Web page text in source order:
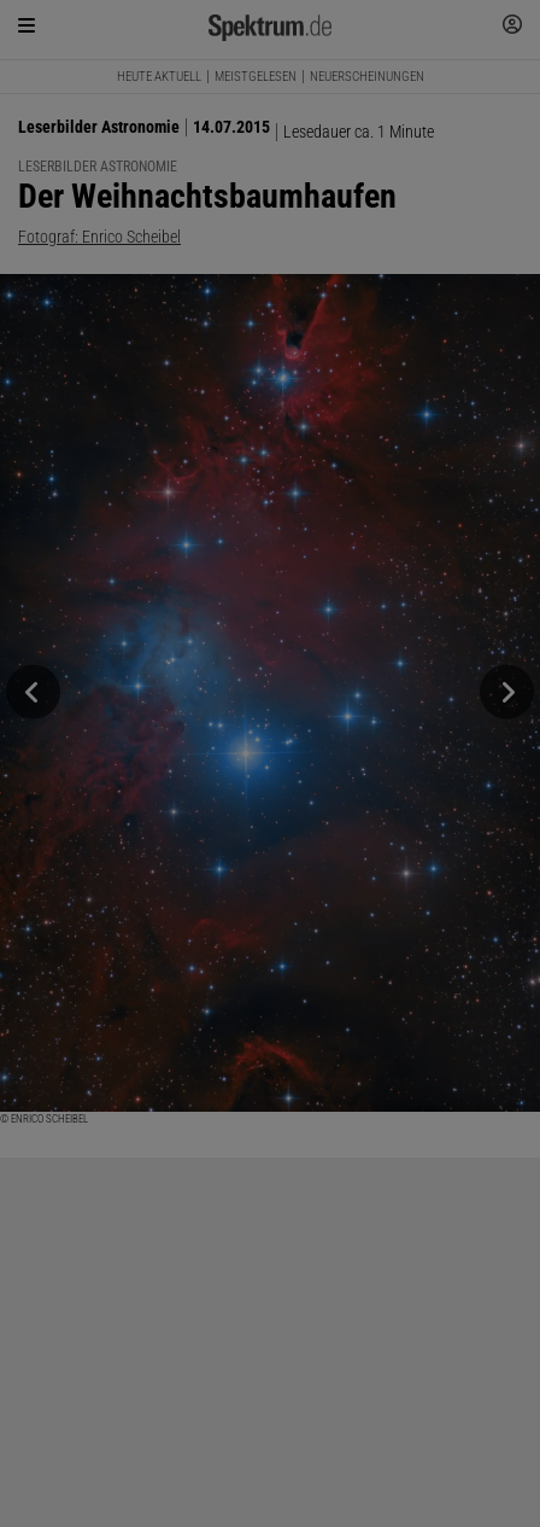
HEUTE AKTUELL MEISTGELESEN NEUERSCHEINUNGEN
Leserbilder Astronomie 14.07.2015 Lesedauer ca. 1 Minute
LESERBILDER ASTRONOMIE
:
Der Weihnachtsbaumhaufen
Fotograf: Enrico Scheibel
© ENRICO SCHEIBEL